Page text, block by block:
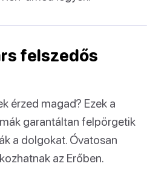
felszedős
érzed magad? Ezek a
garantáltan felpörgetik
a dolgokat. Óvatosan
az Erőben.